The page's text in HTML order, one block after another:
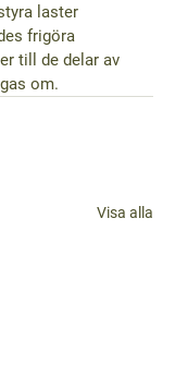
laster
frigöra
till de delar av
om.
Visa alla